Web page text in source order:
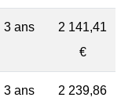
3 ans
2 141,41
€
3 ans
2 239,86